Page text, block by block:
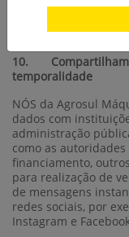
Todas as
termos desta
10.
temporalidade
NÓS da Agrosul
dados com
administração
como as
financiamento,
para realização de
de mensagens
redes sociais, por
Instagram e